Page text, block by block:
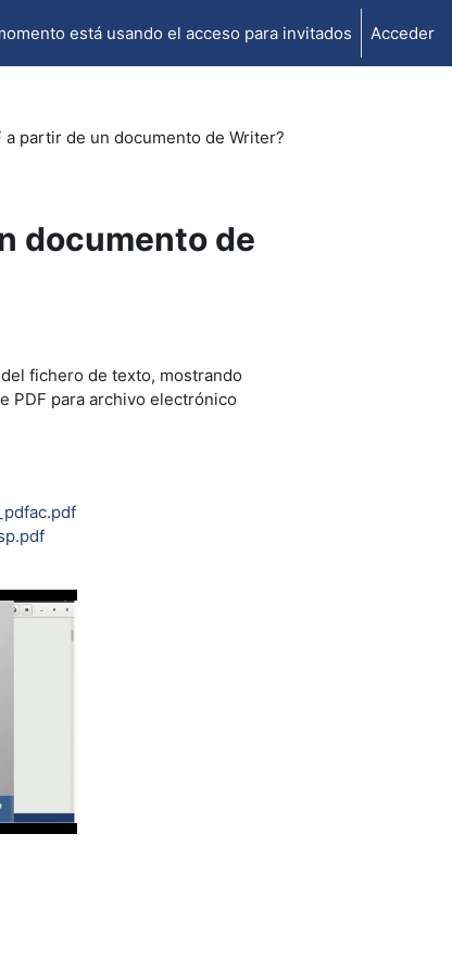
está usando el acceso para invitados Acceder
a partir de un documento de Writer?
documento de
fichero de texto, mostrando
PDF para archivo electrónico